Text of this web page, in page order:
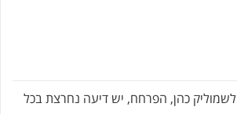
כהן, הפרחח, יש דיעה נחרצת בכל